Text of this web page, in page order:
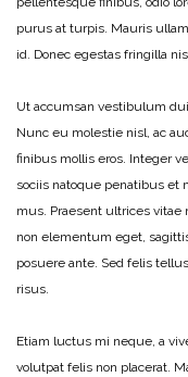
purus at turpis. Mauris
id. Donec egestas fringilla
Ut accumsan vestibulum
Nunc eu molestie nisl, ac
finibus mollis eros. Integer
sociis natoque penatibus et
mus. Praesent ultrices
non elementum eget,
posuere ante. Sed felis
risus.
Etiam luctus mi neque, a
volutpat felis non placerat.